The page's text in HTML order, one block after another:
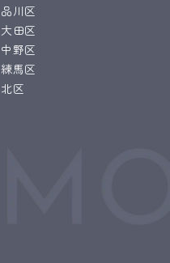
品川区
大田区
中野区
練馬区
北区